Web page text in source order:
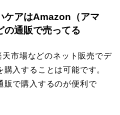
ケアはAmazon（アマ
の通販で売ってる
市場などのネット販売でデ
入することは可能です。
販で購入するのが便利で